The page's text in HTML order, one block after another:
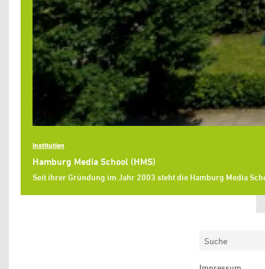
Institution
Hamburg Media School (HMS)
Seit ihrer Gründung im Jahr 2003 steht die Hamburg Media